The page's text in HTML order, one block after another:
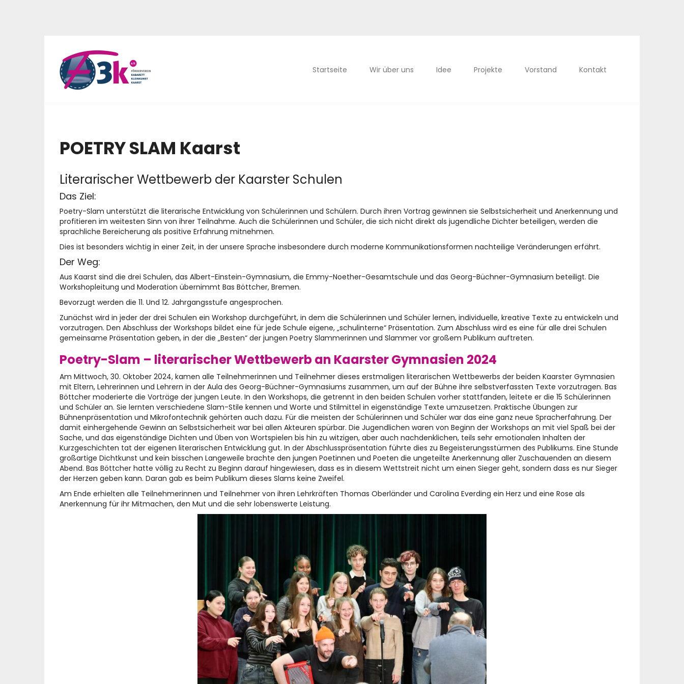
Startseite Wir über uns Idee Projekte Vorstand Kontakt
POETRY SLAM Kaarst
Literarischer Wettbewerb der Kaarster Schulen
Das Ziel:
Poetry-Slam unterstützt die literarische Entwicklung von Schülerinnen und Schülern. Durch ihren Vortrag gewinnen sie Selbstsicherheit und Anerkennung und
profitieren im weitesten Sinn von ihrer Teilnahme. Auch die Schülerinnen und Schüler, die sich nicht direkt als jugendliche Dichter beteiligen, werden die
sprachliche Bereicherung als positive Erfahrung mitnehmen.
Dies ist besonders wichtig in einer Zeit, in der unsere Sprache insbesondere durch moderne Kommunikationsformen nachteilige Veränderungen erfährt.
Der Weg:
Aus Kaarst sind die drei Schulen, das Albert-Einstein-Gymnasium, die Emmy-Noether-Gesamtschule und das Georg-Büchner-Gymnasium beteiligt. Die
Workshopleitung und Moderation übernimmt Bas Böttcher, Bremen.
Bevorzugt werden die 11. Und 12. Jahrgangsstufe angesprochen.
Zunächst wird in jeder der drei Schulen ein Workshop durchgeführt, in dem die Schülerinnen und Schüler lernen, individuelle, kreative Texte zu entwickeln und
vorzutragen. Den Abschluss der Workshops bildet eine für jede Schule eigene, „schulinterne“ Präsentation. Zum Abschluss wird es eine für alle drei Schulen
gemeinsame Präsentation geben, in der die „Besten“ der jungen Poetry Slammerinnen und Slammer vor großem Publikum auftreten.
Poetry-Slam – literarischer Wettbewerb an Kaarster Gymnasien 2024
Am Mittwoch, 30. Oktober 2024, kamen alle Teilnehmerinnen und Teilnehmer dieses erstmaligen literarischen Wettbewerbs der beiden Kaarster Gymnasien
mit Eltern, Lehrerinnen und Lehrern in der Aula des Georg-Büchner-Gymnasiums zusammen, um auf der Bühne ihre selbstverfassten Texte vorzutragen. Bas
Böttcher moderierte die Vorträge der jungen Leute. In den Workshops, die getrennt in den beiden Schulen vorher stattfanden, leitete er die 15 Schülerinnen
und Schüler an. Sie lernten verschiedene Slam-Stile kennen und Worte und Stilmittel in eigenständige Texte umzusetzen. Praktische Übungen zur
Bühnenpräsentation und Mikrofontechnik gehörten auch dazu. Für die meisten der Schülerinnen und Schüler war das eine ganz neue Spracherfahrung. Der
damit einhergehende Gewinn an Selbstsicherheit war bei allen Akteuren spürbar. Die Jugendlichen waren von Beginn der Workshops an mit viel Spaß bei der
Sache, und das eigenständige Dichten und Üben von Wortspielen bis hin zu witzigen, aber auch nachdenklichen, teils sehr emotionalen Inhalten der
Kurzgeschichten tat der eigenen literarischen Entwicklung gut. In der Abschlusspräsentation führte dies zu Begeisterungsstürmen des Publikums. Eine Stunde
großartige Dichtkunst und kein bisschen Langeweile brachte den jungen Poetinnen und Poeten die ungeteilte Anerkennung aller Zuschauenden an diesem
Abend. Bas Böttcher hatte völlig zu Recht zu Beginn darauf hingewiesen, dass es in diesem Wettstreit nicht um einen Sieger geht, sondern dass es nur Sieger
der Herzen geben kann. Daran gab es beim Publikum dieses Slams keine Zweifel.
Am Ende erhielten alle Teilnehmerinnen und Teilnehmer von ihren Lehrkräften Thomas Oberländer und Carolina Everding ein Herz und eine Rose als
Anerkennung für ihr Mitmachen, den Mut und die sehr lobenswerte Leistung.